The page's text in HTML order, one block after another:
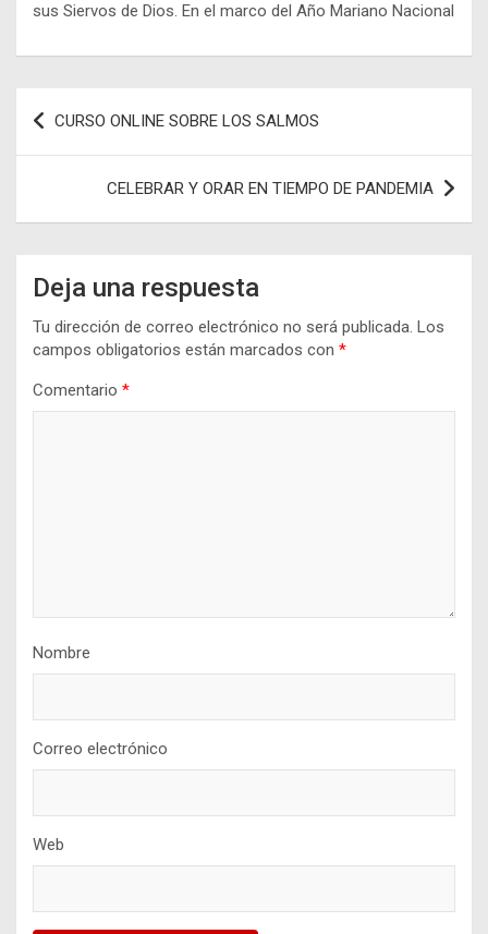
sus Siervos de Dios. En el marco del Año Mariano Nacional
Navegación
de
entradas
CURSO ONLINE SOBRE LOS SALMOS
CELEBRAR Y ORAR EN TIEMPO DE PANDEMIA
Deja una respuesta
Tu dirección de correo electrónico no será publicada. Los
campos obligatorios están marcados con *
Comentario *
Nombre
Correo electrónico
Web